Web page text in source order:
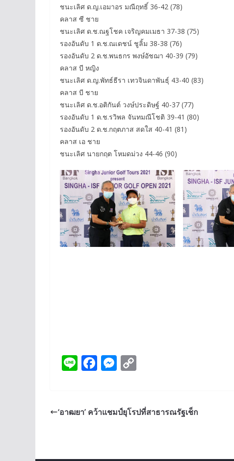
ชนะเลิศ ด.ญ.เอมาอร มณีฤทธิ์ 36-42 (78)
คลาส ซี ชาย
ชนะเลิศ ด.ช.ณฐโชค เจริญคมเมธา 37-38 (75)
รองอันดับ 1 ด.ช.ณเดชน์ ชูลิ้ม 38-38 (76)
รองอันดับ 2 ด.ช.พนธกร พงษ์อัชฌา 40-39 (79)
คลาส บี หญิง
ชนะเลิศ ด.ญ.พัทธ์ธีรา เทวจินดาพันธุ์ 43-40 (83)
คลาส บี ชาย
ชนะเลิศ ด.ช.อติกันต์ วงษ์ประดิษฐ์ 40-37 (77)
รองอันดับ 1 ด.ช.รวิพล จันทมณีโชติ 39-41 (80)
รองอันดับ 2 ด.ช.กฤตภาส สดใส 40-41 (81)
คลาส เอ ชาย
ชนะเลิศ นายกฤต โหมดม่วง 44-46 (90)
Li F
b
k
M
e
er
y
k
‘อาฒยา’ คว้าแชมป์ยุโรปที่สาธารณรัฐเช็ก